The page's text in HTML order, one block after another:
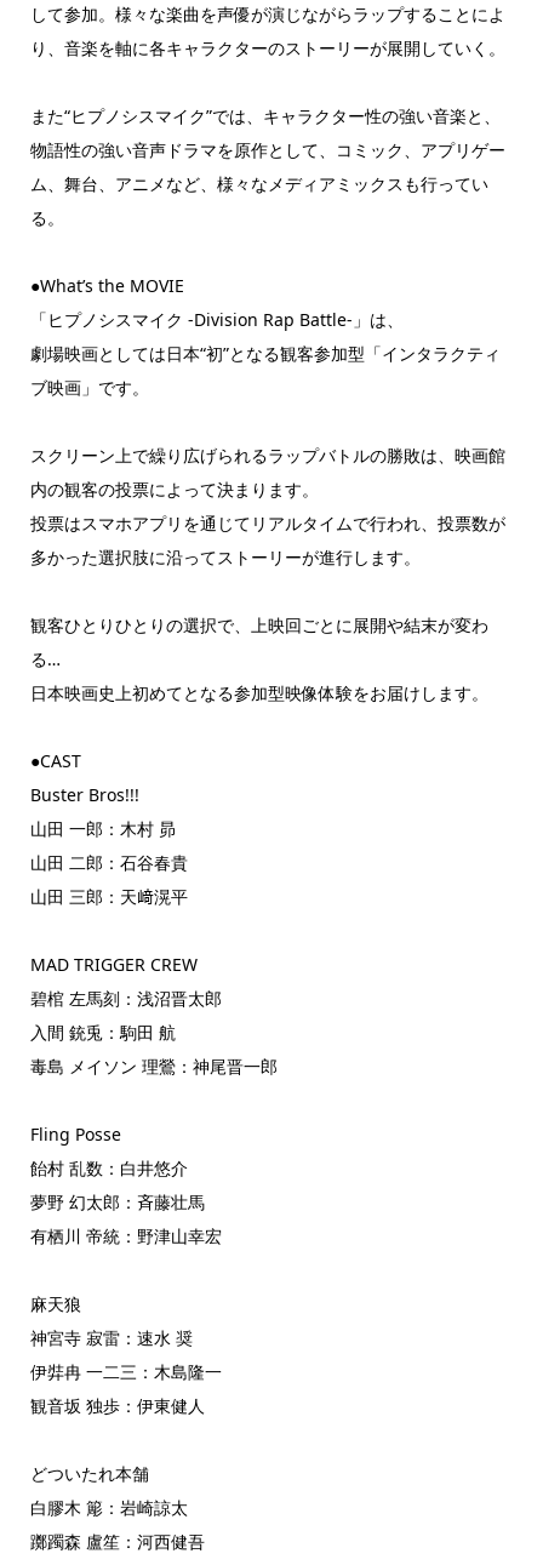
して参加。様々な楽曲を声優が演じながらラップすることによ
り、音楽を軸に各キャラクターのストーリーが展開していく。
また“ヒプノシスマイク”では、キャラクター性の強い音楽と、
物語性の強い音声ドラマを原作として、コミック、アプリゲー
ム、舞台、アニメなど、様々なメディアミックスも行ってい
る。
●What’s the MOVIE
「ヒプノシスマイク -Division Rap Battle-」は、
劇場映画としては日本“初”となる観客参加型「インタラクティ
ブ映画」です。
スクリーン上で繰り広げられるラップバトルの勝敗は、映画館
内の観客の投票によって決まります。
投票はスマホアプリを通じてリアルタイムで行われ、投票数が
多かった選択肢に沿ってストーリーが進行します。
観客ひとりひとりの選択で、上映回ごとに展開や結末が変わ
る…
日本映画史上初めてとなる参加型映像体験をお届けします。
●CAST
Buster Bros!!!
山田 一郎：木村 昴
山田 二郎：石谷春貴
山田 三郎：天﨑滉平
MAD TRIGGER CREW
碧棺 左馬刻：浅沼晋太郎
入間 銃兎：駒田 航
毒島 メイソン 理鶯：神尾晋一郎
Fling Posse
飴村 乱数：白井悠介
夢野 幻太郎：斉藤壮馬
有栖川 帝統：野津山幸宏
麻天狼
神宮寺 寂雷：速水 奨
伊弉冉 一二三：木島隆一
観音坂 独歩：伊東健人
どついたれ本舗
白膠木 簓：岩崎諒太
躑躅森 盧笙：河西健吾